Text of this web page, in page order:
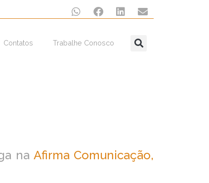
Contatos Trabalhe Conosco
na Afirma Comunicação,